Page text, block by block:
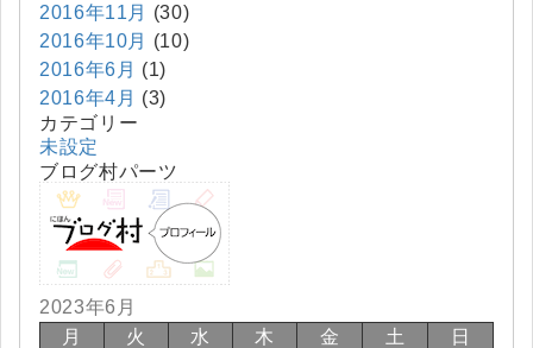
2016年11月
(30)
2016年10月
(10)
2016年6月 (1)
2016年4月 (3)
カテゴリー
未設定
ブログ村パーツ
2023年6月
月
火 水 木 金 土 日